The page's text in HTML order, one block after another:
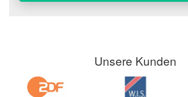
Unsere Kunden